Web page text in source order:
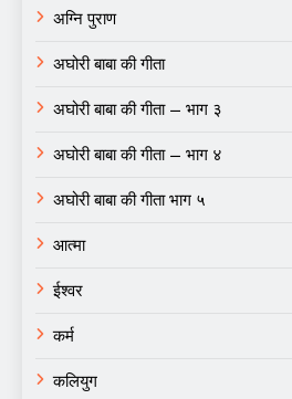
अग्नि पुराण
अघोरी बाबा की गीता
अघोरी बाबा की गीता – भाग ३
अघोरी बाबा की गीता – भाग ४
अघोरी बाबा की गीता भाग ५
आत्मा
ईश्वर
कर्म
कलियुग